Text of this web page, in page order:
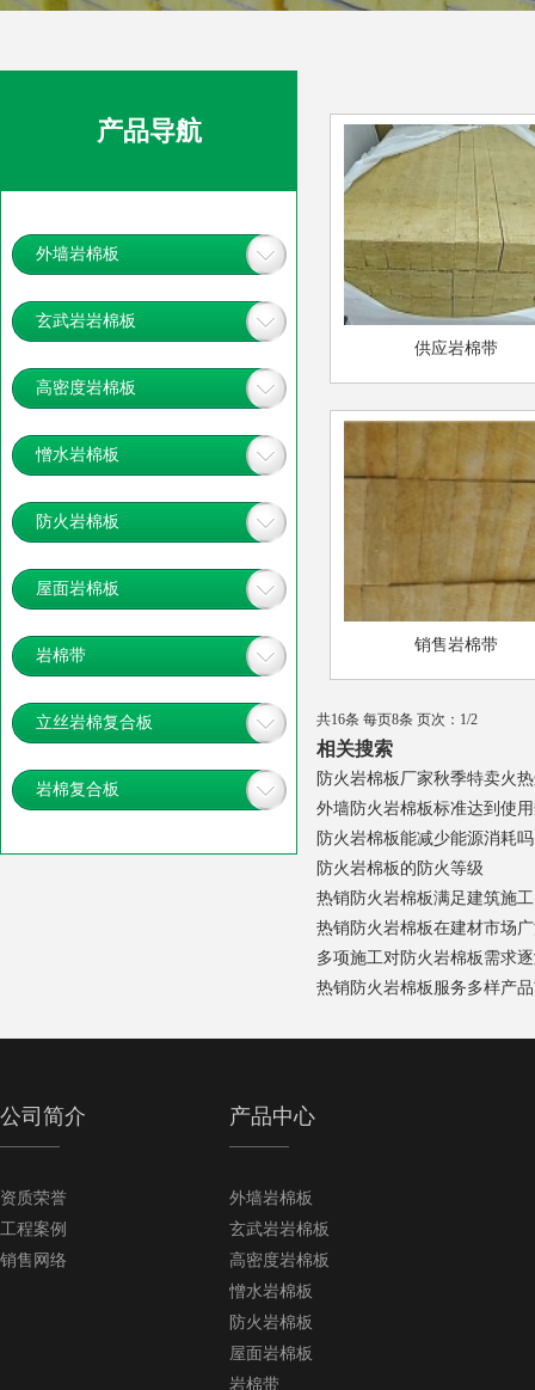
供应岩棉带
销售岩棉带
共16条 每页8条 页次：1/2
相关搜索
防火岩棉板厂家秋季特卖火
外墙防火岩棉板标准达到使
防火岩棉板能减少能源消耗
防火岩棉板的防火等级
热销防火岩棉板满足建筑施
热销防火岩棉板在建材市场
多项施工对防火岩棉板需求
热销防火岩棉板服务多样产
产品导航
外墙岩棉板
玄武岩岩棉板
高密度岩棉板
憎水岩棉板
防火岩棉板
屋面岩棉板
岩棉带
立丝岩棉复合板
岩棉复合板
公司简介
资质荣誉
工程案例
销售网络
产品中心
外墙岩棉板
玄武岩岩棉板
高密度岩棉板
憎水岩棉板
防火岩棉板
屋面岩棉板
岩棉带